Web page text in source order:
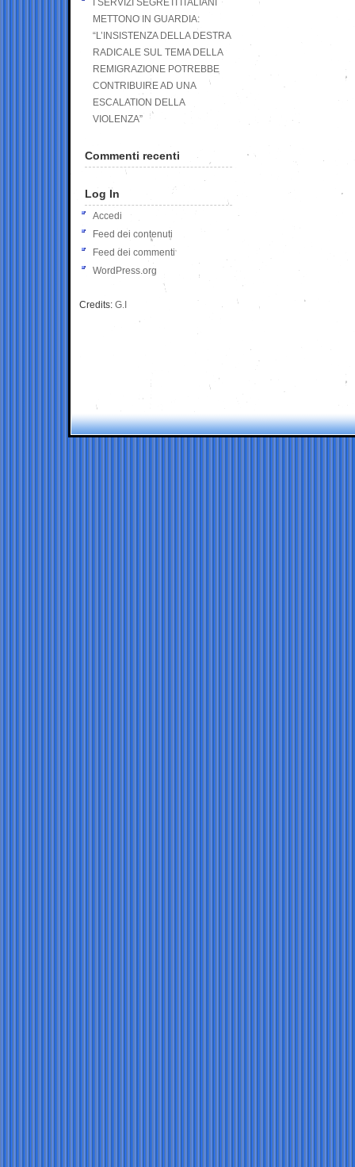
I SERVIZI SEGRETI ITALIANI
METTONO IN GUARDIA:
“L’INSISTENZA DELLA DESTRA
RADICALE SUL TEMA DELLA
REMIGRAZIONE POTREBBE
CONTRIBUIRE AD UNA
ESCALATION DELLA
VIOLENZA”
Commenti recenti
Log In
Accedi
Feed dei contenuti
Feed dei commenti
WordPress.org
Credits: G.I